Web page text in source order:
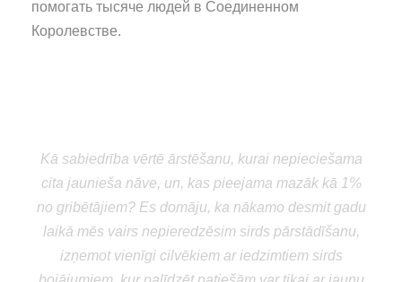
помогать тысяче людей в Соединенном
Королевстве.
Kā sabiedrība vērtē ārstēšanu, kurai nepieciešama
cita jaunieša nāve, un, kas pieejama mazāk kā 1%
no gribētājiem? Es domāju, ka nākamo desmit gadu
laikā mēs vairs nepieredzēsim sirds pārstādīšanu,
izņemot vienīgi cilvēkiem ar iedzimtiem sirds